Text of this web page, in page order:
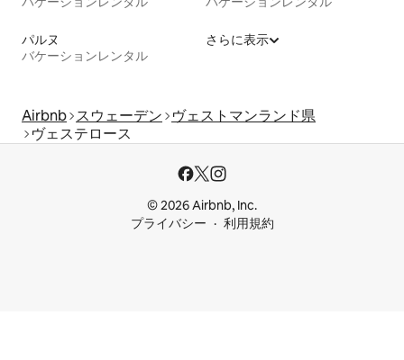
パルヌ
バケーションレンタル
さらに表示
Airbnb スウェーデン
ヴェストマンランド県
ヴェステロース
© 2026 Airbnb, Inc.
プライバシー
利用規約